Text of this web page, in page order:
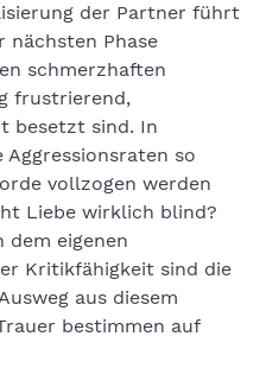
der Partner führt
nächsten Phase
schmerzhaften
frustrierend,
besetzt sind. In
so
vollzogen werden
Liebe wirklich blind?
dem eigenen
Kritikfähigkeit sind die
aus diesem
bestimmen auf